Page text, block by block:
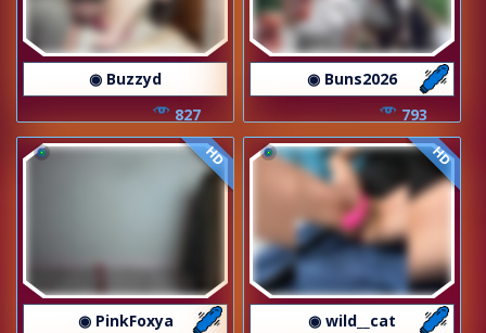
◉ Buzzyd
827
◉ Buns2026
793
HD
◉ PinkFoxya
HD
◉ wild__cat